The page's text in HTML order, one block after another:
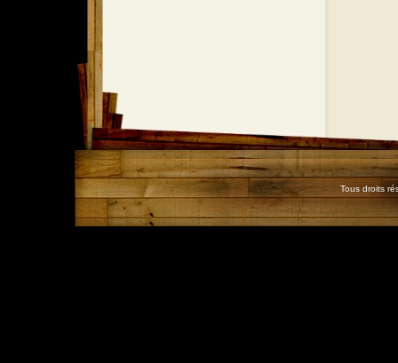
Tous droits